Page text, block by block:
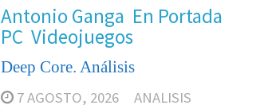
Antonio Ganga En Portada
PC Videojuegos
Deep Core. Análisis
7 AGOSTO, 2026 ANALISIS